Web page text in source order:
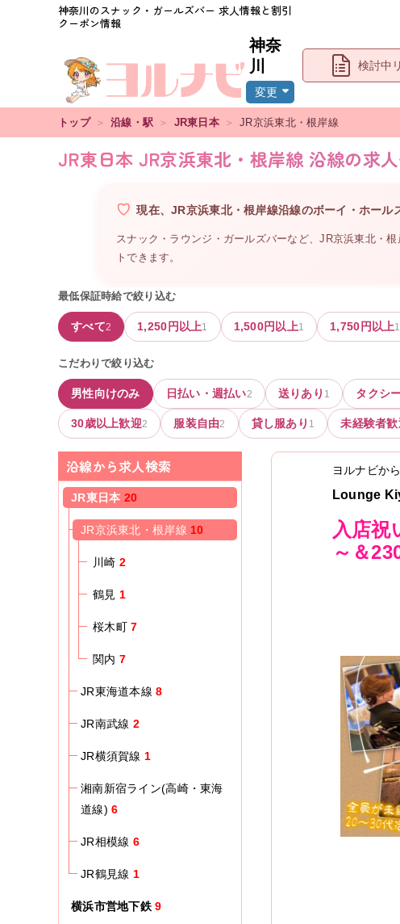
神奈川のスナック・ガールズバー 求人情報と割引
クーポン情報
神奈
川
変更
検討中
トップ ＞ 沿線・駅 ＞ JR東日本 ＞ JR京浜東北・根岸線
JR東日本 JR京浜東北・根岸線 沿線の求
現在、JR京浜東北・根岸線沿線のボーイ・ホール
スナック・ラウンジ・ガールズバーなど、JR京浜東北・根
トできます。
最低保証時給で絞り込む
すべて2 1,250 円以上1 1,500円以上1 1,750 円以上1
こだわりで絞り込む
男性向けのみ 日払い・週払い2 送りあり 1 タクシ
30歳以上歓迎2 服装自由2 貸し服あり 1 未経験者歓
沿線から求人検索
JR東日本 20
JR京浜東北・根岸線 10
川崎 2
鶴見 1
桜木町 7
関内 7
JR東海道本線 8
JR南武線 2
JR横須賀線 1
湘南新宿ライン(高崎・東海
道線) 6
JR相模線 6
JR鶴見線 1
横浜市営地下鉄 9
ヨルナビか
Lounge
入店祝
～＆